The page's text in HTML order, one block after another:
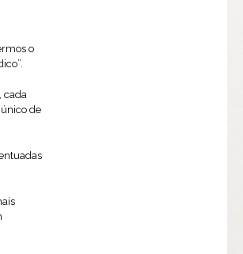
o
cada
de